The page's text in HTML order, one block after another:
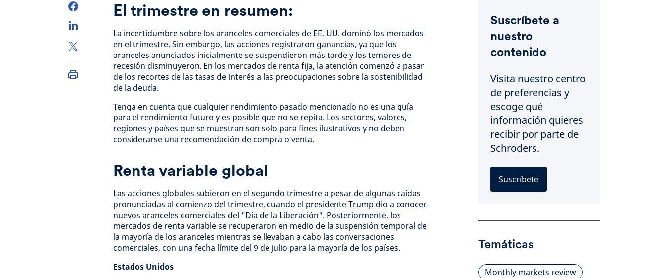
El trimestre en resumen:
La incertidumbre sobre los aranceles comerciales de EE. UU. dominó los mercados
en el trimestre. Sin embargo, las acciones registraron ganancias, ya que los
aranceles anunciados inicialmente se suspendieron más tarde y los temores de
recesión disminuyeron. En los mercados de renta fija, la atención comenzó a pasar
de los recortes de las tasas de interés a las preocupaciones sobre la sostenibilidad
de la deuda.
Tenga en cuenta que cualquier rendimiento pasado mencionado no es una guía
para el rendimiento futuro y es posible que no se repita. Los sectores, valores,
regiones y países que se muestran son solo para fines ilustrativos y no deben
considerarse una recomendación de compra o venta.
Renta variable global
Las acciones globales subieron en el segundo trimestre a pesar de algunas caídas
pronunciadas al comienzo del trimestre, cuando el presidente Trump dio a conocer
nuevos aranceles comerciales del "Día de la Liberación". Posteriormente, los
mercados de renta variable se recuperaron en medio de la suspensión temporal de
la mayoría de los aranceles mientras se llevaban a cabo las conversaciones
comerciales, con una fecha límite del 9 de julio para la mayoría de los países.
Estados Unidos
Suscríbete a
nuestro
contenido
Visita nuestro centro
de preferencias y
escoge qué
información quieres
recibir por parte de
Schroders.
Suscríbete
Temáticas
Monthly markets review